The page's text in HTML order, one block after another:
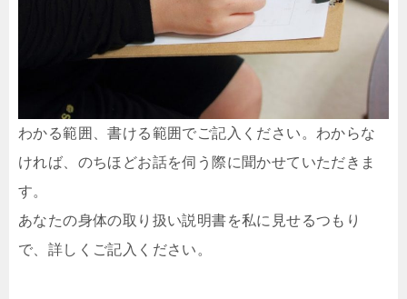
わかる範囲、書ける範囲でご記入ください。わからな
ければ、のちほどお話を伺う際に聞かせていただきま
す。
あなたの身体の取り扱い説明書を私に見せるつもり
で、詳しくご記入ください。